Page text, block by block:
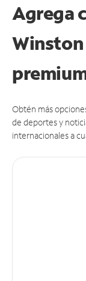
Agrega
Winston
Obtén más
de deportes y
internacionales a